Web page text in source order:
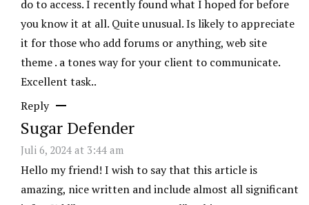
do to access. I recently found what I hoped for before
you know it at all. Quite unusual. Is likely to appreciate
it for those who add forums or anything, web site
theme . a tones way for your client to communicate.
Excellent task..
Reply
Sugar Defender
Juli 6, 2024 at 3:44 am
Hello my friend! I wish to say that this article is
amazing, nice written and include almost all significant